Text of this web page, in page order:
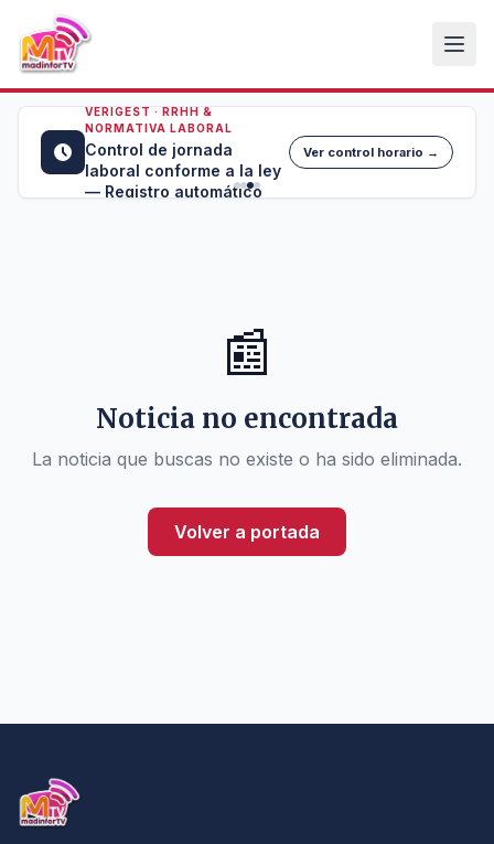
VERIGEST · RRHH &
NORMATIVA LABORAL
Control de jornada
laboral conforme a la ley
— Registro automático
Ver control horario →
📰
Noticia no encontrada
La noticia que buscas no existe o ha sido eliminada.
Volver a portada